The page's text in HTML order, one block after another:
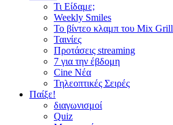
Τι Είδαμε;
Weekly Smiles
Το βίντεο κλαμπ του Mix Grill
Ταινίες
Προτάσεις streaming
7 για την έβδομη
Cine Νέα
Τηλεοπτικές Σειρές
Παίξε!
διαγωνισμοί
Quiz